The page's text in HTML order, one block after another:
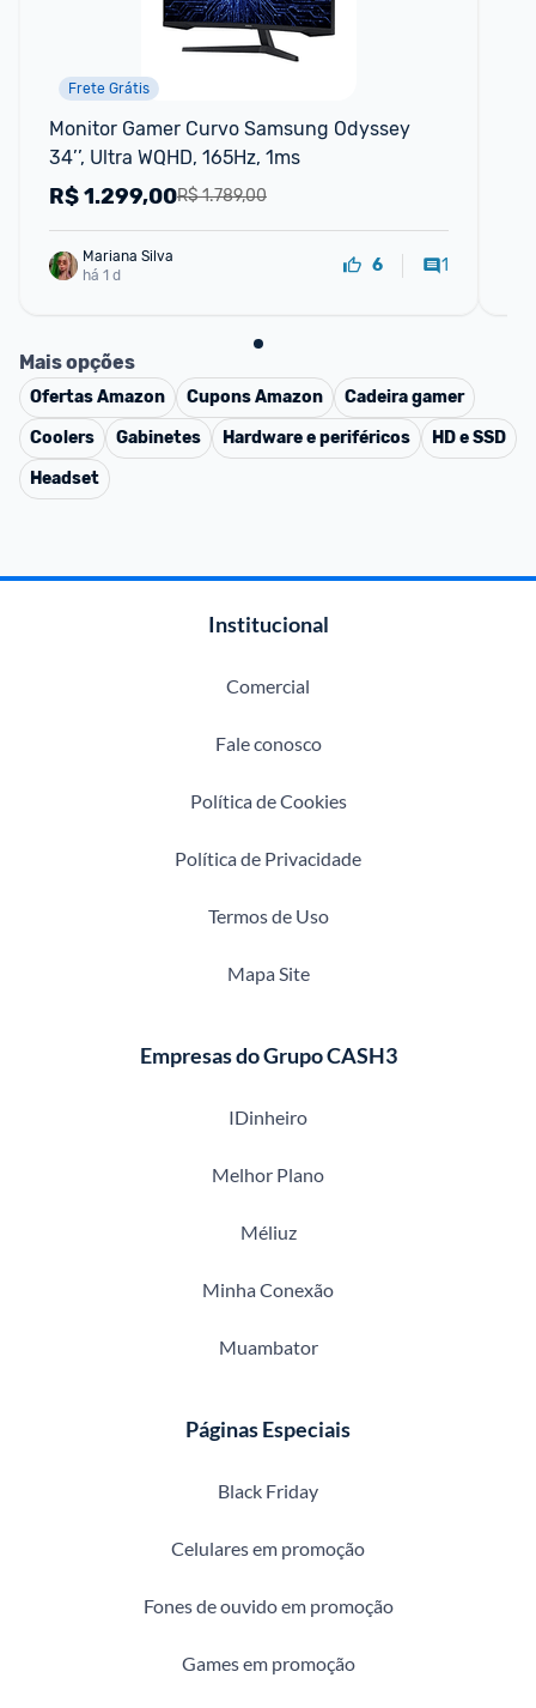
Frete Grátis
Monitor Gamer Curvo Samsung Odyssey
34’’, Ultra WQHD, 165Hz, 1ms
R$ 1.789,00
R$1.299,00
Mariana Silva
há 1 d
6 1
Mais opções
OfertasAmazon CuponsAmazon
Cadeira gamer
Coolers
Gabinetes Hardware e periféricos
HD e SSD
Headset
Institucional
Comercial
Fale conosco
Política de Cookies
Política de Privacidade
Termos de Uso
Mapa Site
Empresas do Grupo CASH3
IDinheiro
Melhor Plano
Méliuz
Minha Conexão
Muambator
Páginas Especiais
Black Friday
Celulares em promoção
Fones de ouvido em promoção
Games em promoção